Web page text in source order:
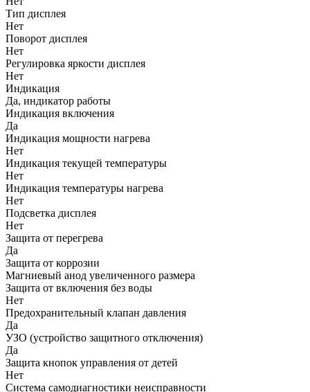
Тип дисплея
Нет
Поворот дисплея
Нет
Регулировка яркости дисплея
Нет
Индикация
Да, индикатор работы
Индикация включения
Да
Индикация мощности нагрева
Нет
Индикация текущей температуры
Нет
Индикация температуры нагрева
Нет
Подсветка дисплея
Нет
Защита от перегрева
Да
Защита от коррозии
Магниевый анод увеличенного размера
Защита от включения без воды
Нет
Предохранительный клапан давления
Да
УЗО (устройство защитного отключения)
Да
Защита кнопок управления от детей
Нет
Система самодиагностики неисправности